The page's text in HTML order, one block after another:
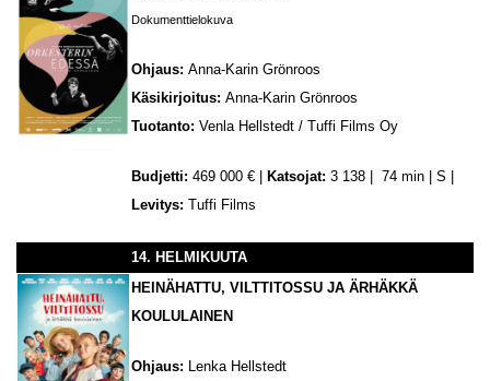
Dokumenttielokuva
Ohjaus: Anna-Karin Grönroos
Käsikirjoitus: Anna-Karin Grönroos
Tuotanto: Venla Hellstedt / Tuffi Films Oy
Budjetti: 469 000 € | Katsojat: 3 138 | 74 min | S |
Levitys: Tuffi Films
14. HELMIKUUTA
HEINÄHATTU, VILTTITOSSU JA ÄRHÄKKÄ
KOULULAINEN
Ohjaus: Lenka Hellstedt